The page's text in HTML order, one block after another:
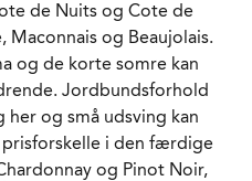
næsten glemte
navnet også inkluderer
lever og fødder fra gæs
de Nuits og Cote de
Maconnais og Beaujolais.
og de korte somre kan
Jordbundsforhold
og små udsving kan
i den færdige
og Pinot Noir,